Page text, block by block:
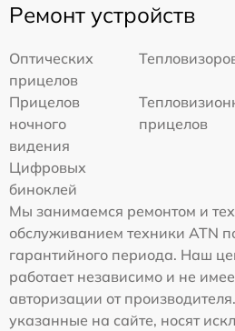
Ремонт устройств
Оптических
прицелов
Прицелов
ночного
видения
прицелов
Цифровых
биноклей
Мы занимаемся ремонтом и
обслуживанием техники ATN
гарантийного периода. Наш
работает независимо и не
авторизации от
указанные на сайте, носят